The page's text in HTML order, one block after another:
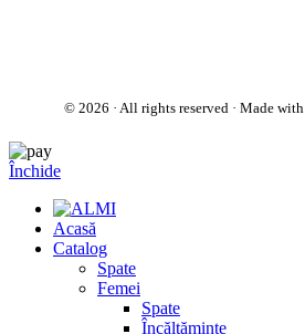
© 2026 · All rights reserved · Made with
Închide
Acasă
Catalog
Spate
Femei
Spate
Încălțăminte